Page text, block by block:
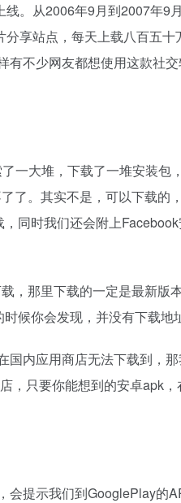
。从2006年9月到2007年9
享站点，每天上载八百五
不少网友都想使用这款社
一大堆，下载了一堆安装包
了。其实不是，可以下载的
同时我们还会附上
，那里下载的一定是最新版
候你会发现，并没有下载地
内应用商店无法下载到，
只要你能想到的安卓apk，
提示我们到GooglePlay的